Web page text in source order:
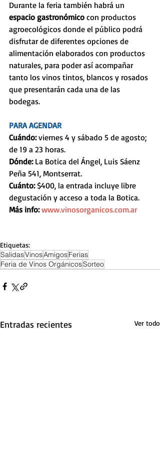
Durante la feria también habrá un
espacio gastronómico con productos
agroecológicos donde el público podrá
disfrutar de diferentes opciones de
alimentación elaborados con productos
naturales, para poder así acompañar
tanto los vinos tintos, blancos y rosados
que presentarán cada una de las
bodegas.
PARA AGENDAR
Cuándo: viernes 4 y sábado 5 de agosto;
de 19 a 23 horas.
Dónde: La Botica del Ángel, Luis Sáenz
Peña 541, Montserrat.
Cuánto: $400, la entrada incluye libre
degustación y acceso a toda la Botica.
Más info: www.vinosorganicos.com.ar
Etiquetas:
SalidasVinosAmigosFerias
Feria de Vinos OrgánicosSorteo
Entradas recientes Ver todo